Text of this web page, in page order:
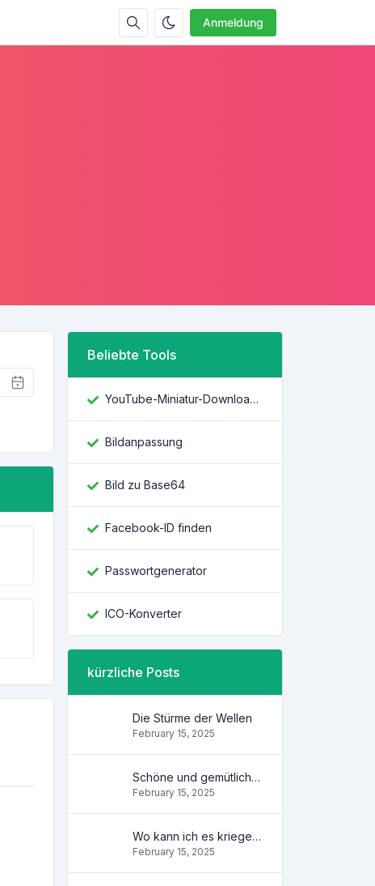
Anmeldung
Beliebte Tools
YouTube-Miniatur-Downloader
Bildanpassung
Bild zu Base64
Facebook-ID finden
Passwortgenerator
ICO-Konverter
kürzliche Posts
Die Stürme der Wellen
February 15, 2025
Schöne und gemütliche Wohnung
February 15, 2025
Wo kann ich es kriegen?
February 15, 2025